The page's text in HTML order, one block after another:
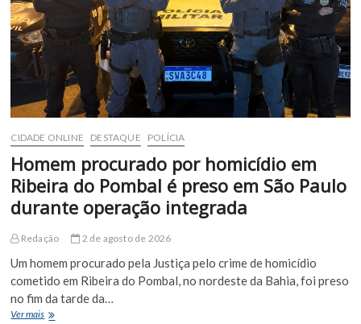
kg
de
cocaína,
150
munições
e
medicamentos
irregulares
BR-
CIDADE ONLINE DESTAQUE POLÍCIA
Homem procurado por homicídio em
Ribeira do Pombal é preso em São Paulo
durante operação integrada
Redação 2 de agosto de 2026
Um homem procurado pela Justiça pelo crime de homicídio
cometido em Ribeira do Pombal, no nordeste da Bahia, foi preso
no fim da tarde da…
Ver maisHomem